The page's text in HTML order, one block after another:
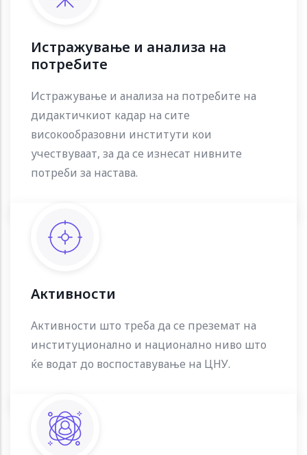
Истражување и анализа на
потребите
Истражување и анализа на потребите на
дидактичкиот кадар на сите
високообразовни институти кои
учествуваат, за да се изнесат нивните
потреби за настава.
Активности
Активности што треба да се преземат на
институционално и национално ниво што
ќе водат до воспоставување на ЦНУ.